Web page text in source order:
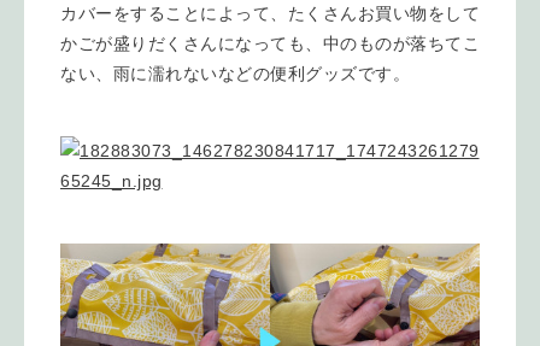
カバーをすることによって、たくさんお買い物をして
かごが盛りだくさんになっても、中のものが落ちてこ
ない、雨に濡れないなどの便利グッズです。